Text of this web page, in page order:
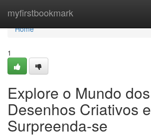
myfirstbookmark
Home
Home
1
Explore o Mundo dos
Desenhos Criativos e
Surpreenda-se